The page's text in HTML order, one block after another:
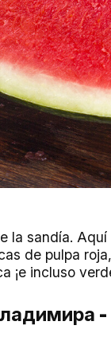
la sandía.
de pulpa
¡e incluso
-